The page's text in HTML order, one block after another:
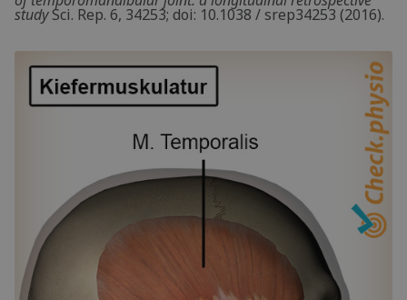
studySci. Rep. 6, 34253; doi: 10.1038 / srep34253 (2016).